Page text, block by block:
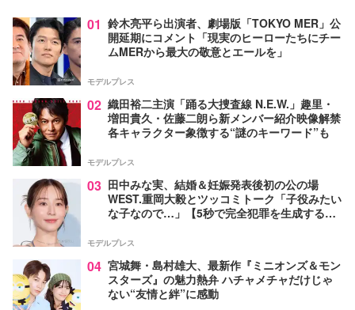
01 鈴木亮平ら出演者、劇場版「TOKYO MER」公
開延期にコメント「現実のヒーローたちにチー
ムMERから最大の敬意とエールを」
モデルプレス
02 織田裕二主演「踊る大捜査線 N.E.W.」趣里・
増田貴久・佐藤二朗ら新メンバー紹介映像解禁
各キャラクター象徴する“謎のキーワード”も
モデルプレス
03 田中みな実、結婚＆妊娠発表後初の公の場
WEST.重岡大毅とツッコミトーク「子役みたい
な子なので…」【5秒で完全犯罪を生成する方
モデルプレス
04 宮城舞・島村雄大、最新作『ミニオンズ＆モン
スターズ』の魅力熱弁 ハチャメチャだけじゃ
ない“友情と絆”に感動